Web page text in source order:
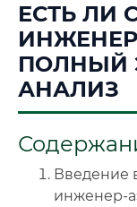
Стоимость по
📜 Документы и
🔍Нажмите
ЕСТЬ ЛИ
ПОЛНЫЙ
АНАЛИЗ
Введение
инженер-